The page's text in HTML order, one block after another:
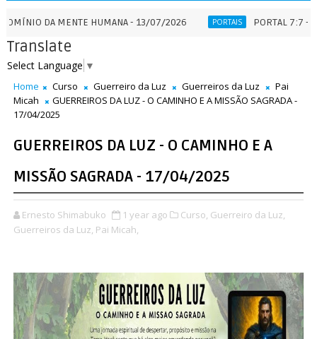
DA MENTE HUMANA - 13/07/2026 PORTAIS PORTAL 7:7 - QUANDO
Translate
Select Language ▼
Home Curso Guerreiro da Luz Guerreiros da Luz
Pai
Micah
GUERREIROS DA LUZ - O CAMINHO E A MISSÃO SAGRADA -
17/04/2025
GUERREIROS DA LUZ - O CAMINHO E A
MISSÃO SAGRADA - 17/04/2025
Ernesto Shimabuko 1 year ago Curso, Guerreiro da Luz,
Guerreiros da Luz, Pai Micah,